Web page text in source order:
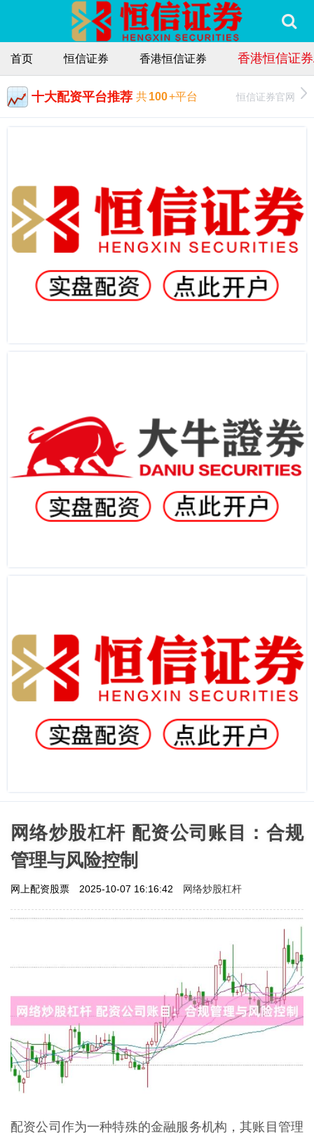
首页 恒信证券 香港恒信证券 香港恒信证
十大配资平台推荐 共100+平台 恒信证券官网
网络炒股杠杆 配资公司账目：合规
管理与风险控制
网上配资股票 2025-10-07 16:16:42 网络炒股杠杆
配资公司作为一种特殊的金融服务机构，其账目管理